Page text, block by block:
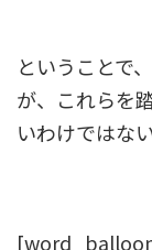
ということで
が、これらを
いわけではな